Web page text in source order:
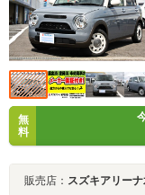
無
料
販売店： スズキアリー